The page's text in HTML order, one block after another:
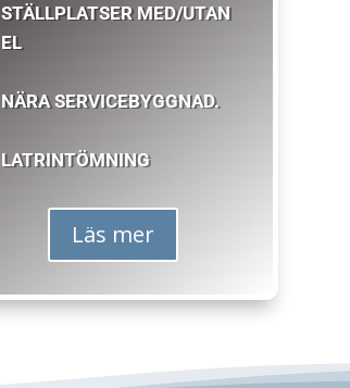
STÄLLPLATSER MED/UTAN
EL
NÄRA SERVICEBYGGNAD.
LATRINTÖMNING
Läs mer